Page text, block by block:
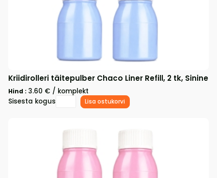
Kriidirolleri täitepulber Chaco Liner Refill, 2 tk, Sinine
Hind : 3.60 € / komplekt
Sisesta kogus
Lisa ostukorvi